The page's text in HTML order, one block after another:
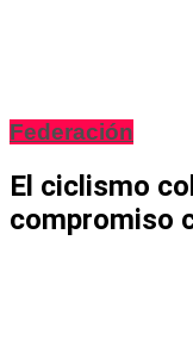
Federación
El ciclismo
compromiso